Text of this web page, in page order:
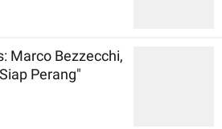
Marco Bezzecchi,
Perang"